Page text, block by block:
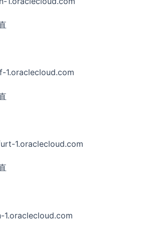
1.oraclecloud.com
1.oraclecloud.com